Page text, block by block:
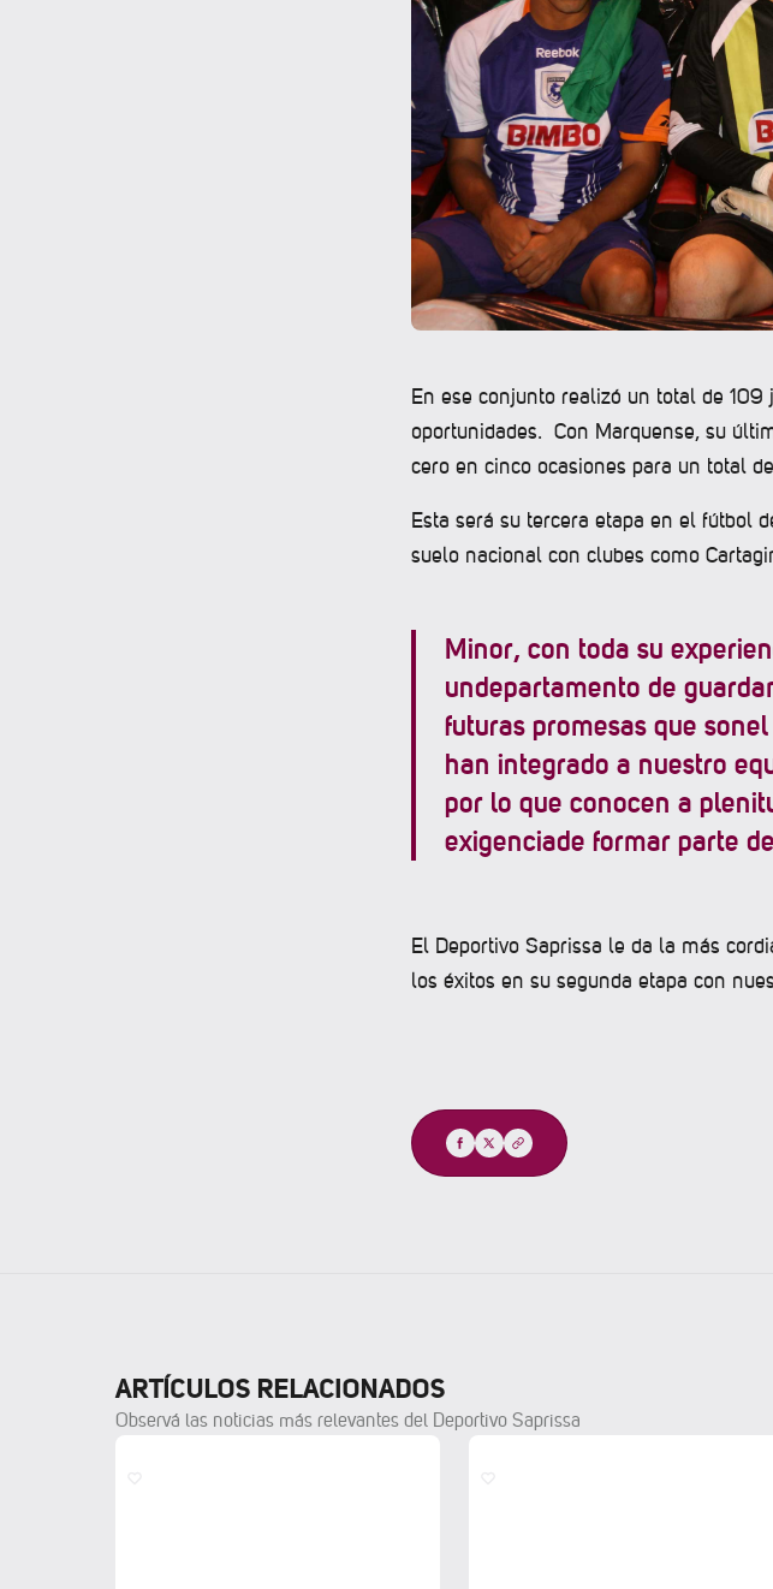
En ese conjunto realizó un total de
oportunidades. Con Marquense, su
cero en cinco ocasiones para un total
Esta será su tercera etapa en el fútbol
suelo nacional con clubes como
Minor, con toda su
undepartamento de
futuras promesas que
han integrado a nuestro
por lo que conocen a
exigenciade formar parte
El Deportivo Saprissa le da la más
los éxitos en su segunda etapa con
Compartir
ARTÍCULOS RELACIONADOS
Observá las noticias más relevantes del Deportivo Saprissa